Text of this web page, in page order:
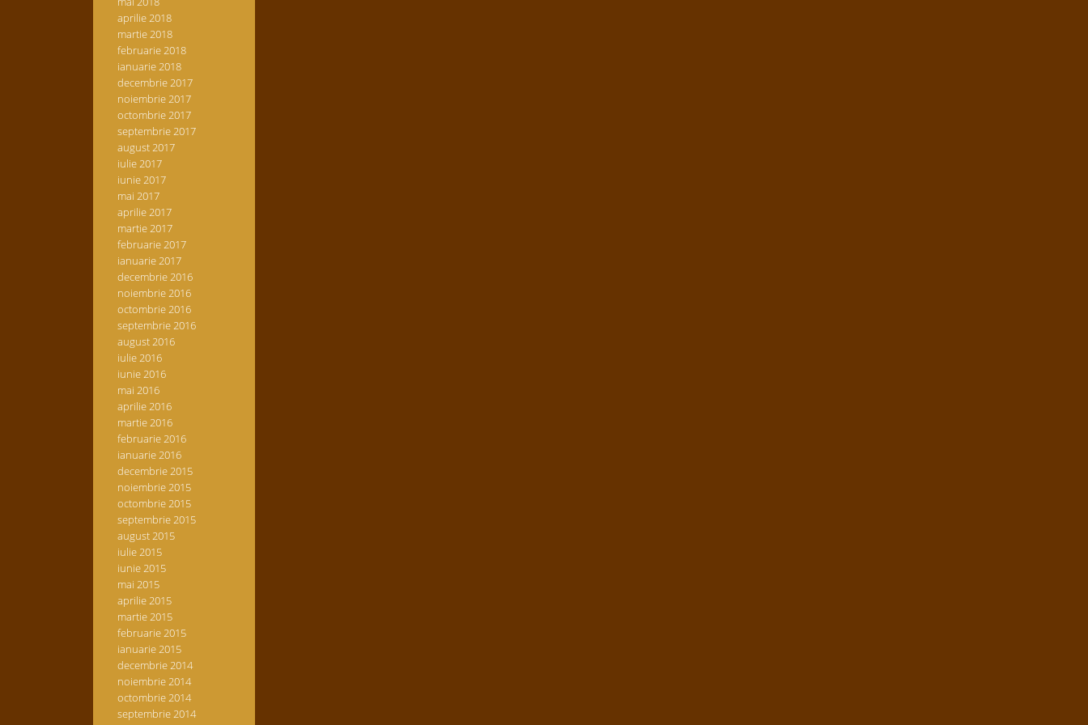
aprilie 2018
martie 2018
februarie 2018
ianuarie 2018
decembrie 2017
noiembrie 2017
octombrie 2017
septembrie 2017
august 2017
iulie 2017
iunie 2017
mai 2017
aprilie 2017
martie 2017
februarie 2017
ianuarie 2017
decembrie 2016
noiembrie 2016
octombrie 2016
septembrie 2016
august 2016
iulie 2016
iunie 2016
mai 2016
aprilie 2016
martie 2016
februarie 2016
ianuarie 2016
decembrie 2015
noiembrie 2015
octombrie 2015
septembrie 2015
august 2015
iulie 2015
iunie 2015
mai 2015
aprilie 2015
martie 2015
februarie 2015
ianuarie 2015
decembrie 2014
noiembrie 2014
octombrie 2014
septembrie 2014